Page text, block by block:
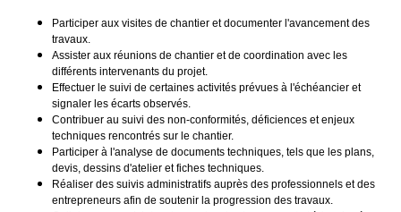
Participer aux visites de chantier et documenter l'avancement des
travaux.
Assister aux réunions de chantier et de coordination avec les
différents intervenants du projet.
Effectuer le suivi de certaines activités prévues à l'échéancier et
signaler les écarts observés.
Contribuer au suivi des non-conformités, déficiences et enjeux
techniques rencontrés sur le chantier.
Participer à l'analyse de documents techniques, tels que les plans,
devis, dessins d'atelier et fiches techniques.
Réaliser des suivis administratifs auprès des professionnels et des
entrepreneurs afin de soutenir la progression des travaux.